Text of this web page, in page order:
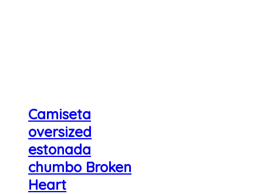
Camiseta
oversized
estonada
chumbo Broken
Heart